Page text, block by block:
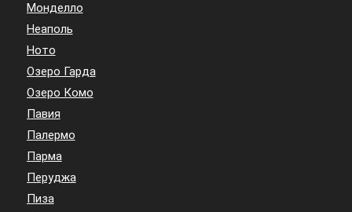
Монделло
Неаполь
Ното
Озеро Гарда
Озеро Комо
Павия
Палермо
Парма
Перуджа
Пиза